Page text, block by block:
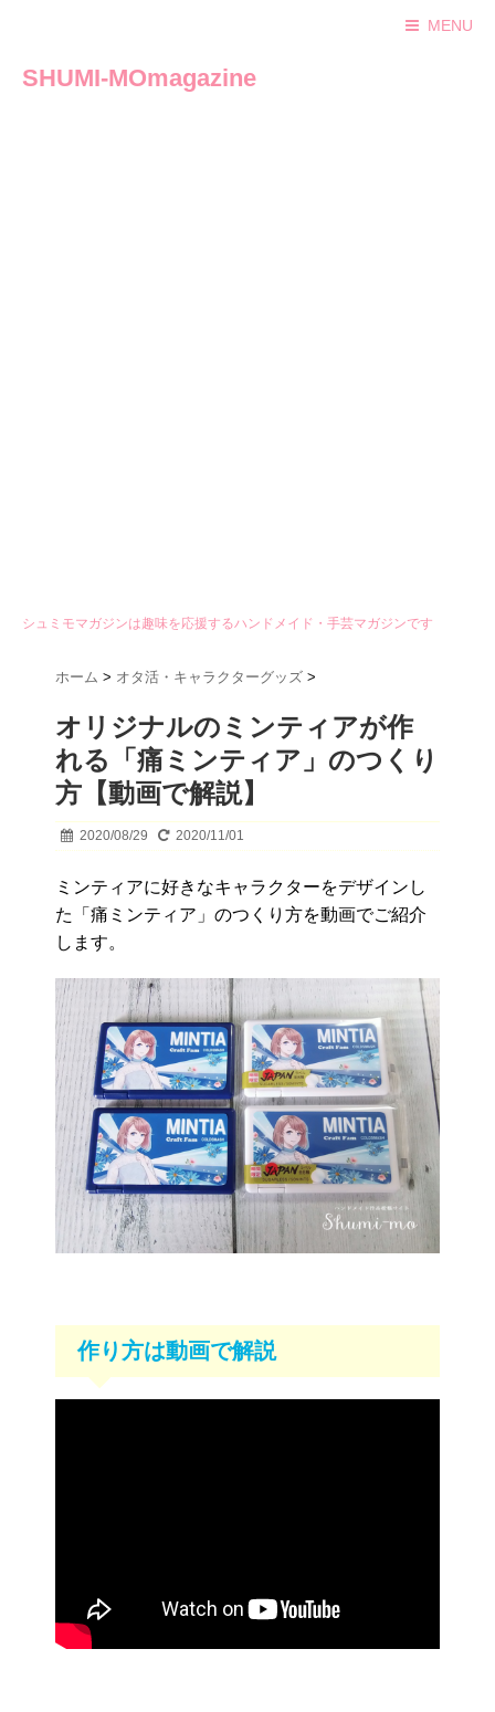
MENU
SHUMI-MOmagazine
シュミモマガジンは趣味を応援するハンドメイド・手芸マガジンです
ホーム > オタ活・キャラクターグッズ >
オリジナルのミンティアが作
れる「痛ミンティア」のつくり
方【動画で解説】
2020/08/29 2020/11/01
ミンティアに好きなキャラクターをデザインし
た「痛ミンティア」のつくり方を動画でご紹介
します。
作り方は動画で解説